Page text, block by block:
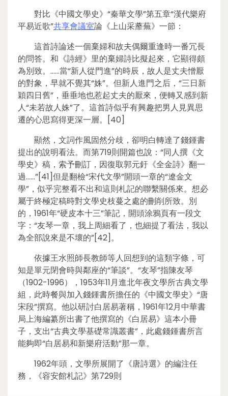
對比《中國文學史》“秦華文學”第五章“漢代樂府
平易近歌”共享會議室論《上山采蘼蕪》一節：
這首詩論述一個棄婦和故夫偶爾重逢時一番冗長
的問答。和《詩經》里的棄婦詩比擬起來，它顯得頗
為別致。……當“新人從門進”的時辰，故人是丈夫憎厭
的對象，早就不覺其“姝”。但新人進門之后，“三日新
穎四日舊”，垂垂地也惹起丈夫的厭來，便轉又感到新
人“未若故人姝”了。這首詩似乎有興趣把男人見異思
遷的心思寫得更深一層。[40]
顯然，文詞作風固然分歧，卻明白轉達了錢鍾書
提出的說明看法。而第719則開篇也說：“同人撰《文
學史》稿，索予刪訂，因復取郭元釪《全金詩》翻一
過……”[41]但是翻檢“宋代文學”開頭一章的“遼金文
學”，似乎完整看不出和這則札記的聯繫關係來。想必
屬于終極定稿時對文學史枝蔓之處的刪削所致。別
的，1961年“硬皮本十三”筆記，開頭涂鴉頁有一段文
字：“友琴一章，我上周細看了，也細提了看法，我以
為全部說來是不壞的”[42]。
依據王水照師長教師等人回想到的這類字條，可
知是單元閉會時與鄰座的“筆談”。“友琴”指陳友琴
（1902-1996），1953年11月進北年夜文學所古典文學
組，此時餐與加入錢鍾書所擔任的《中國文學史》“唐
宋段”撰寫。他以研討白居易著稱，1961年12月中華書
局上海編纂所出書了他撰寫的《白居易》這本小冊
子，支出“古典文學基礎常識叢書”，此處錢鍾書所言
能夠即“白居易和新樂府活動”那一章。
1962年頭，文學所展開了《唐詩選》的編注任
務，《容安館札記》第729則